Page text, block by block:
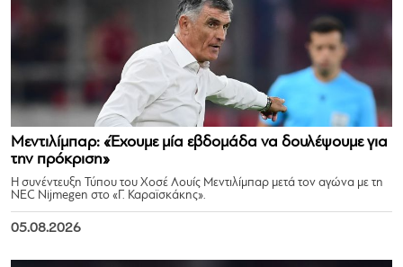
Μεντιλίμπαρ: «Έχουμε μία εβδομάδα να δουλέψουμε για
την πρόκριση»
Η συνέντευξη Τύπου του Χοσέ Λουίς Μεντιλίμπαρ μετά τον αγώνα με τη
NEC Nijmegen στο «Γ. Καραϊσκάκης».
05.08.2026